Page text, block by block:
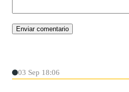
03 Sep 18:06